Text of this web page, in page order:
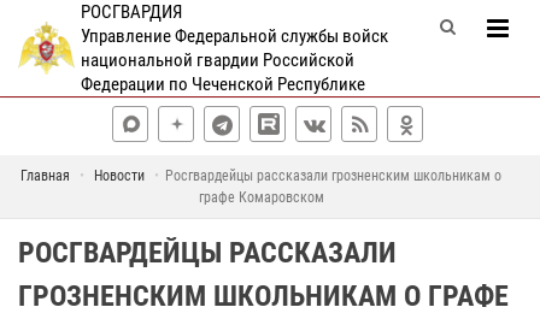
РОСГВАРДИЯ
Управление Федеральной службы войск
национальной гвардии Российской
Федерации по Чеченской Республике
Главная Новости
Росгвардейцы рассказали грозненским школьникам о
графе Комаровском
РОСГВАРДЕЙЦЫ РАССКАЗАЛИ
ГРОЗНЕНСКИМ ШКОЛЬНИКАМ О ГРАФЕ